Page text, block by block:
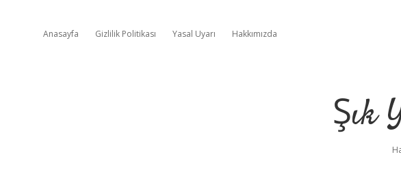
Anasayfa Gizlilik Politikası Yasal Uyarı Hakkımızda
Şık